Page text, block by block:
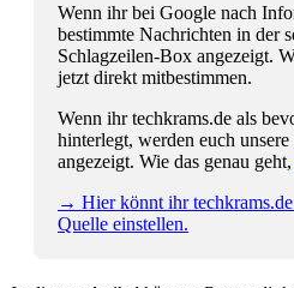
Wenn ihr bei Google nach
bestimmte Nachrichten in der
Schlagzeilen-Box angezeigt.
jetzt direkt mitbestimmen.
Wenn ihr techkrams.de als
hinterlegt, werden euch
angezeigt. Wie das genau geht,
→ Hier könnt ihr
Quelle einstellen.